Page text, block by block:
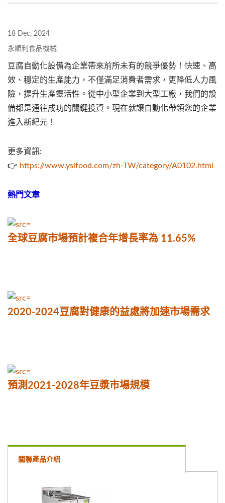
18 Dec, 2024
永順利食品機械
豆腐自動化設備為企業帶來前所未有的競爭優勢！快速、高
效、穩定的生產能力，不僅滿足消費者需求，更降低人力風
險，提升生產靈活性。從中小型企業到大型工廠，我們的設
備都是通往成功的關鍵投資。現在就讓自動化帶領您的企業
進入新紀元！
更多資訊:
👉 https://www.yslfood.com/zh-TW/category/A0102.html
熱門文章
全球豆腐市場預計複合年增長率為 11.65%
2020-2024豆腐對健康的益處將加速市場需求
預測2021-2028年豆漿市場規模
關聯產品介紹